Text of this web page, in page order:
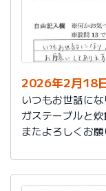
2026年2月18
いつもお世話に
ガステーブルと
またよろしくお願